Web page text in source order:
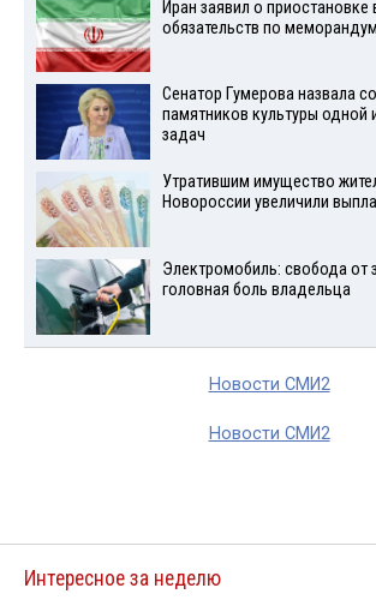
Иран заявил о приостановке
обязательств по
Сенатор Гумерова назвала
памятников культуры одной
задач
Утратившим имущество
Новороссии увеличили
Электромобиль: свобода от
головная боль владельца
Новости СМИ2
Новости СМИ2
Интересное за неделю